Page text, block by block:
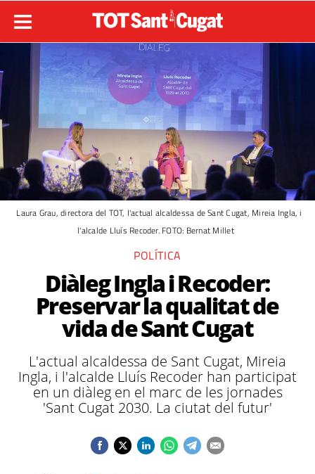
Laura Grau, directora del TOT, l'actual alcaldessa de Sant Cugat, Mireia Ingla, i
l'alcalde Lluís Recoder. FOTO: Bernat Millet
POLÍTICA
Diàleg Ingla i Recoder:
Preservar la qualitat de
vida de Sant Cugat
L'actual alcaldessa de Sant Cugat, Mireia
Ingla, i l'alcalde Lluís Recoder han participat
en un diàleg en el marc de les jornades
'Sant Cugat 2030. La ciutat del futur'